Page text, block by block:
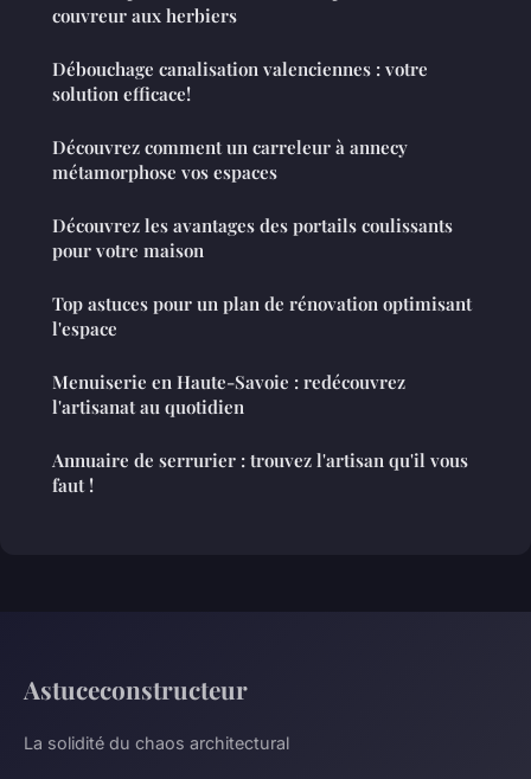
couvreur aux herbiers
Débouchage canalisation valenciennes : votre
solution efficace!
Découvrez comment un carreleur à annecy
métamorphose vos espaces
Découvrez les avantages des portails coulissants
pour votre maison
Top astuces pour un plan de rénovation optimisant
l'espace
Menuiserie en Haute-Savoie : redécouvrez
l'artisanat au quotidien
Annuaire de serrurier : trouvez l'artisan qu'il vous
faut !
Astuceconstructeur
La solidité du chaos architectural